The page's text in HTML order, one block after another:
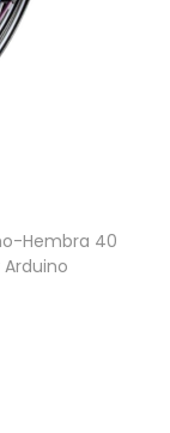
Hembra 40